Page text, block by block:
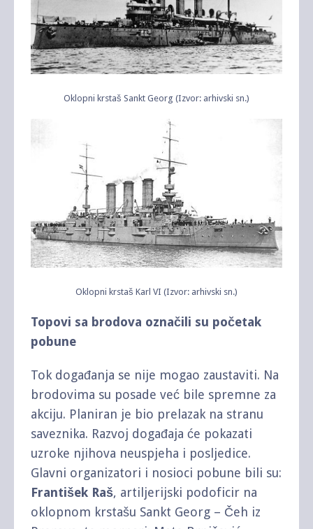
Oklopni krstaš Sankt Georg (Izvor: arhivski sn.)
Oklopni krstaš Karl VI (Izvor: arhivski sn.)
Topovi sa brodova označili su početak
pobune
Tok događanja se nije mogao zaustaviti. Na
brodovima su posade već bile spremne za
akciju. Planiran je bio prelazak na stranu
saveznika. Razvoj događaja će pokazati
uzroke njihova neuspjeha i posljedice.
Glavni organizatori i nosioci pobune bili su:
František Raš, artiljerijski podoficir na
oklopnom krstašu Sankt Georg – Čeh iz